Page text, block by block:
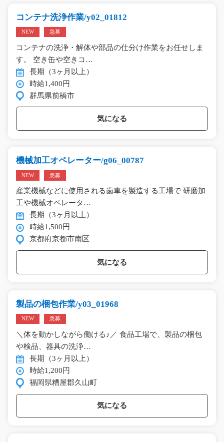
コンテナ洗浄作業/y02_01812
NEW 急募
コンテナの洗浄・解体や部品の仕分け作業をお任せしま
す。 空き缶や空きコ…
長期（3ヶ月以上）
時給1,400円
群馬県前橋市
気になる
機械加工オペレーター/g06_00787
NEW 急募
産業機械などに使用される歯車を製造する工場で 研磨加
工や機械オペレータ…
長期（3ヶ月以上）
時給1,500円
京都府京都市南区
気になる
製品の梱包作業/y03_01968
NEW 急募
＼体を動かしながら働ける♪／ 食品工場で、製品の梱包
や検品、器具の洗浄…
長期（3ヶ月以上）
時給1,200円
福岡県糟屋郡久山町
気になる